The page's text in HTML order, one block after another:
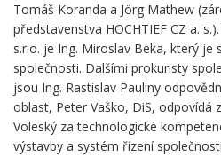
Tomáš Koranda a Jörg Mathew
představenstva HOCHTIEF CZ a.
s.r.o. je Ing. Miroslav Beka, který je
společnosti. Dalšími prokuristy
jsou Ing. Rastislav Pauliny
oblast, Peter Vaško, DiS, odpovídá
Voleský za technologické
výstavby a systém řízení